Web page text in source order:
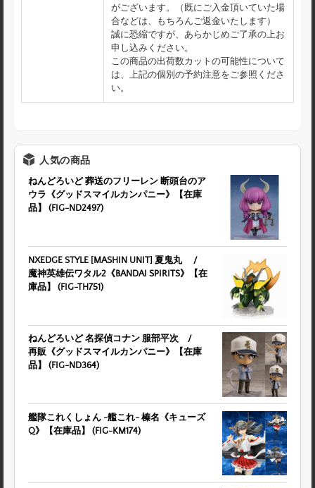
がございます。（既にご入金頂いていた場
合などは、もちろんご返金いたします）
誠に恐縮ですが、あらかじめご了承の上お
申し込みください。
この商品の出荷数カットの可能性について
は、上記の個別の予約注意をご参照くださ
い。
人気の商品
ねんどろいど 葬送のフリーレン 断頭台のア
ウラ《グッドスマイルカンパニー》【在庫
品】 (FIG-ND2497)
NXEDGE STYLE [MASHIN UNIT] 夏鬼丸 /
魔神英雄伝ワタル2《BANDAI SPIRITS》【在
庫品】 (FIG-TH751)
ねんどろいど 名探偵コナン 服部平次 /
再販《グッドスマイルカンパニー》【在庫
品】 (FIG-ND364)
艦隊これくしょん -艦これ- 榛名《キューズ
Q》【在庫品】 (FIG-KM174)